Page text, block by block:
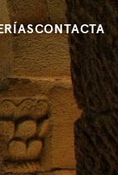
CONTACTA